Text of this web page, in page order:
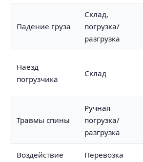
Падение груза
Склад,
погрузка/
разгрузка
Наезд
погрузчика
Склад
Травмы спины
Ручная
погрузка/
разгрузка
Воздействие
Перевозка